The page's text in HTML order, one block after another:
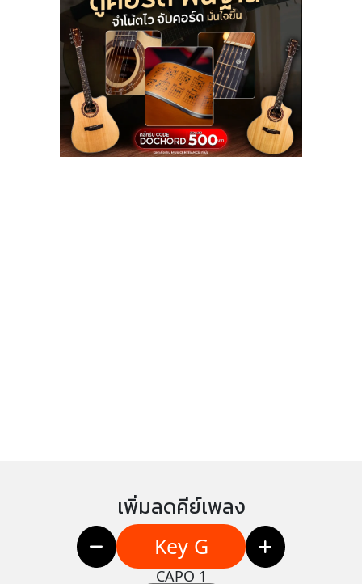
เพิ่มลดคีย์เพลง
Key G
CAPO 1